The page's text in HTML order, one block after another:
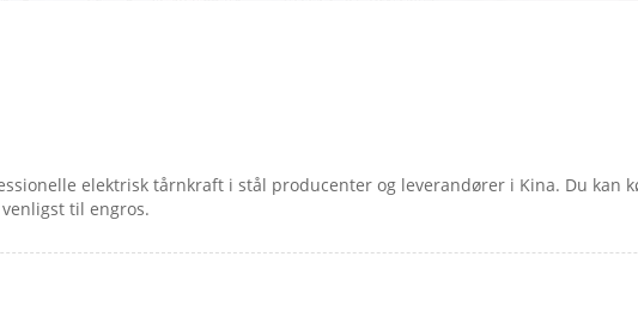
elektrisk tårnkraft i stål producenter og leverandører i Kina. Du kan
til engros.